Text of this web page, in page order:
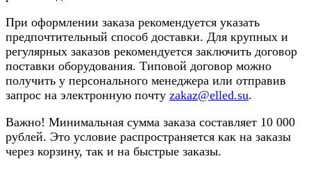
При оформлении заказа рекомендуется указать
предпочтительный способ доставки. Для крупных и
регулярных заказов рекомендуется заключить договор
поставки оборудования. Типовой договор можно
получить у персонального менеджера или отправив
запрос на электронную почту zakaz@elled.su.
Важно! Минимальная сумма заказа составляет 10 000
рублей. Это условие распространяется как на заказы
через корзину, так и на быстрые заказы.